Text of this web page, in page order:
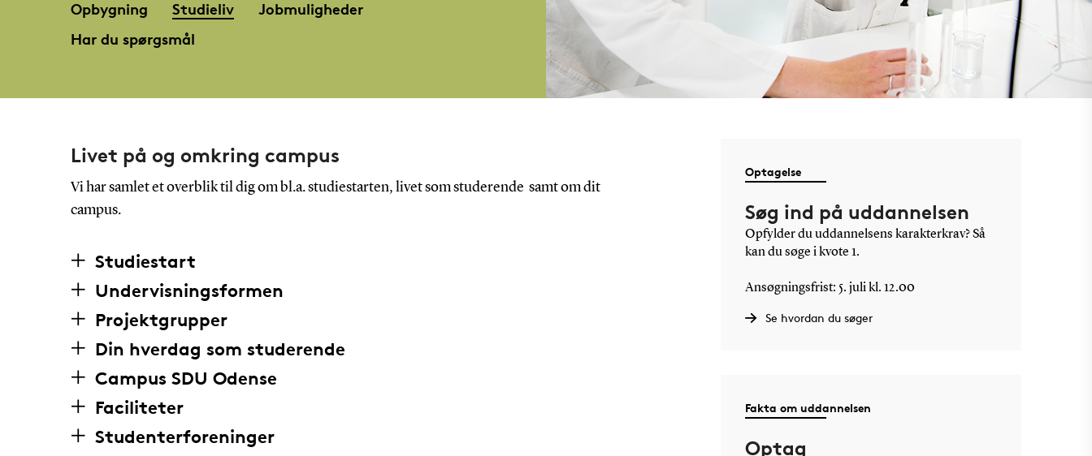
Opbygning
Studieliv
Jobmuligheder
Har du spørgsmål
Livet på og omkring campus
Vi har samlet et overblik til dig om bl.a. studiestarten, livet som studerende samt om dit
campus.
Studiestart
Undervisningsformen
Projektgrupper
Din hverdag som studerende
Campus SDU Odense
Faciliteter
Studenterforeninger
Optagelse
Søg ind på uddannelsen
Opfylder du uddannelsens karakterkrav? Så
kan du søge i kvote 1.
Ansøgningsfrist: 5. juli kl. 12.00
Se hvordan du søger
Fakta om uddannelsen
Optag